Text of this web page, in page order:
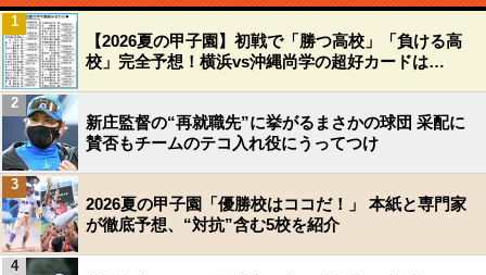
【2026夏の甲子園】初戦で「勝つ高校」「負ける高
校」完全予想！横浜vs沖縄尚学の超好カードは…
1
新庄監督の“再就職先”に挙がるまさかの球団 采配に
賛否もチームのテコ入れ役にうってつけ
2
2026夏の甲子園「優勝校はココだ！」 本紙と専門家
が徹底予想、“対抗”含む5校を紹介
3
4